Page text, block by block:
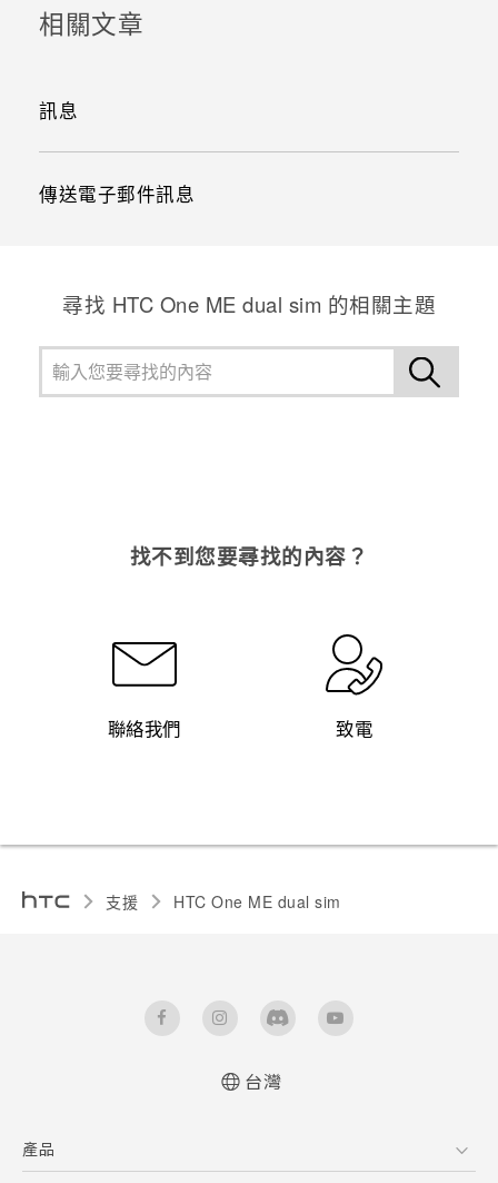
相關文章
訊息
傳送電子郵件訊息
尋找 HTC One ME dual sim 的相關主題
找不到您要尋找的內容？
聯絡我們 致電
支援 HTC One ME dual sim‎
台灣
產品